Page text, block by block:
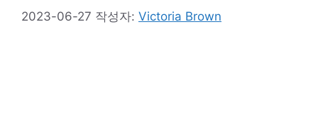
2023-06-27 작성자: Victoria Brown